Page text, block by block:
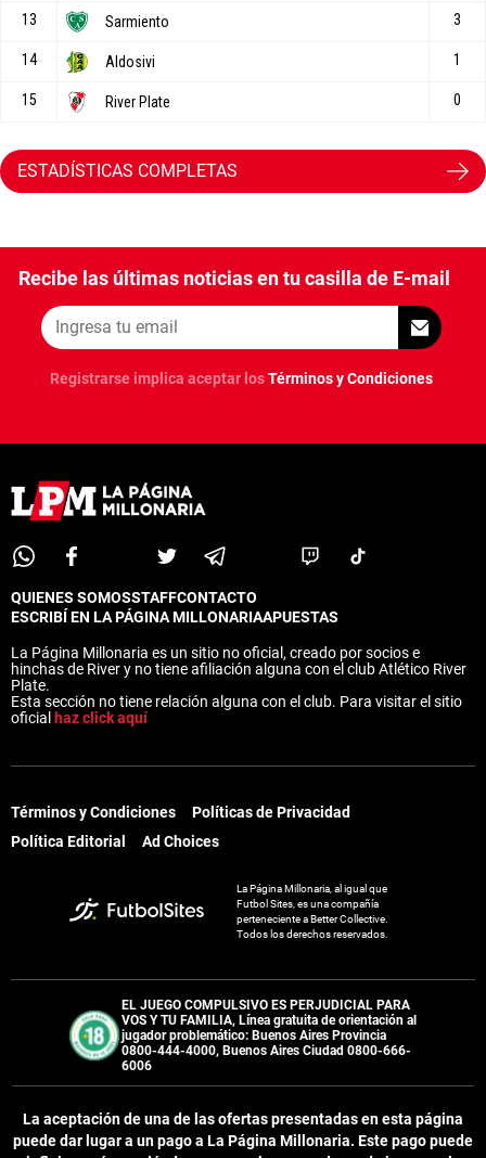
ESTADÍSTICAS COMPLETAS
Recibe las últimas noticias en tu casilla de E-mail
Registrarse implica aceptar losTérminos y Condiciones
QUIENES SOMOSSTAFFCONTACTO
ESCRIBÍ EN LA PÁGINA MILLONARIAAPUESTAS
La Página Millonaria es un sitio no oficial, creado por socios e
hinchas de River y no tiene afiliación alguna con el club Atlético River
Plate.
Esta sección no tiene relación alguna con el club. Para visitar el sitio
oficial haz click aquí
Términos y Condiciones
Políticas de Privacidad
Política Editorial
Ad Choices
La Página Millonaria, al igual que
Futbol Sites, es una compañía
perteneciente a Better Collective.
Todos los derechos reservados.
EL JUEGO COMPULSIVO ES PERJUDICIAL PARA
VOS Y TU FAMILIA, Línea gratuita de orientación al
jugador problemático: Buenos Aires Provincia
0800-444-4000, Buenos Aires Ciudad 0800-666-
6006
La aceptación de una de las ofertas presentadas en esta página
puede dar lugar a un pago a La Página Millonaria. Este pago puede